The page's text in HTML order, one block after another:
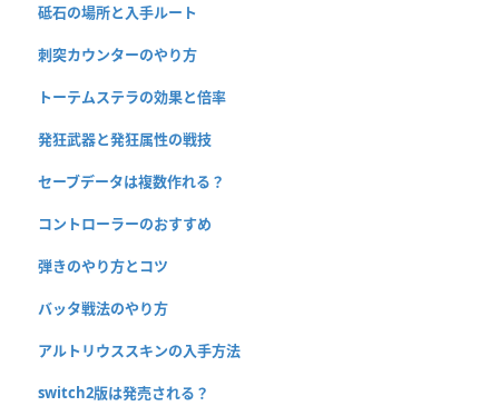
砥石の場所と入手ルート
刺突カウンターのやり方
トーテムステラの効果と倍率
発狂武器と発狂属性の戦技
セーブデータは複数作れる？
コントローラーのおすすめ
弾きのやり方とコツ
バッタ戦法のやり方
アルトリウススキンの入手方法
switch2版は発売される？